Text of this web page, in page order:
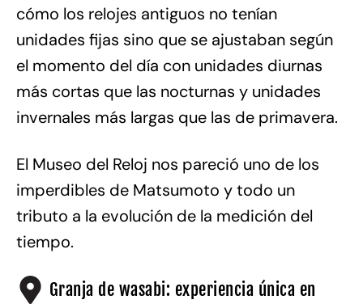
cómo los relojes antiguos no tenían
unidades fijas sino que se ajustaban según
el momento del día con unidades diurnas
más cortas que las nocturnas y unidades
invernales más largas que las de primavera.
El Museo del Reloj nos pareció uno de los
imperdibles de Matsumoto y todo un
tributo a la evolución de la medición del
tiempo.
Granja de wasabi: experiencia única en